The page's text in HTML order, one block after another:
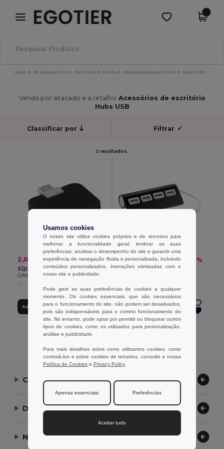
× App Egotier
Melhores preços na app!
Obter app
Início Brindes promo Escritório & Escrita Acessórios de escritório Hubs USB
Venda por atacado e a retalho Acessórios de escritório
Hubs USB
Classificar por Filtrar ✓
2 resultados.
2,07 € 4,07 € -49%
SQUARE Hub de 4 portas Usb
GiftRetail MO8930
Adicionar ao Carrinho
5,58 €6,63 € -16%
ALUHUB 4 Portas Usb Hub
Adicionar ao Carrinho
Exibindo Todos Os Produtos.
Contate-nos
Deixe-nos ajudar
Nossa Empresa
Usamos cookies
O nosso site utiliza cookies próprios e de terceiros para
melhorar a funcionalidade geral, lembrar as suas
preferências, analisar o desempenho do site e garantir uma
experiência de navegação fluida e personalizada, incluindo
conteúdos personalizados, interações otimizadas com o
nosso site e publicidade.
Pode gerir as suas preferências de cookies a qualquer
momento. Os cookies essenciais, que são necessários
para o funcionamento do site, não podem ser desativados,
pois são indispensáveis para o correto funcionamento do
site. No entanto, pode optar por permitir ou bloquear outros
tipos de cookies, como os utilizados para personalização,
análise e publicidade.
Para mais detalhes sobre como utilizamos cookies, como
controlá-los e sobre cookies de terceiros, consulte a nossa
Política de Cookies e Privacy Policy.
Apenas essenciais Preferências
Aceitar tudo